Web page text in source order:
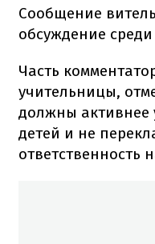
Сообщение
обсуждение
Часть
учительницы,
должны активнее
детей и не
ответственность